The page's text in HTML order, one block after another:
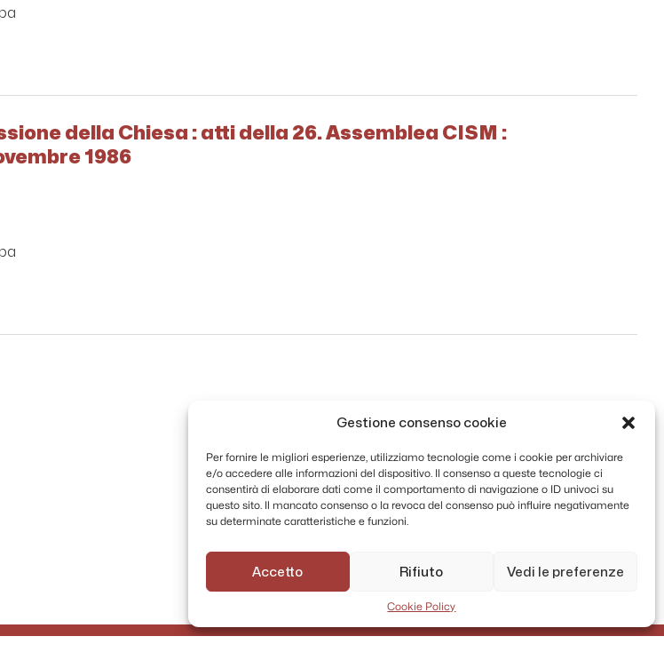
Gestione consenso cookie
Per fornire le migliori esperienze, utilizziamo tecnologie come i cookie per archiviare
e/o accedere alle informazioni del dispositivo. Il consenso a queste tecnologie ci
consentirà di elaborare dati come il comportamento di navigazione o ID univoci su
questo sito. Il mancato consenso o la revoca del consenso può influire negativamente
su determinate caratteristiche e funzioni.
Accetto Rifiuto Vedi le preferenze
Cookie Policy
della Chiesa : atti della 26. Assemblea CISM :
1986